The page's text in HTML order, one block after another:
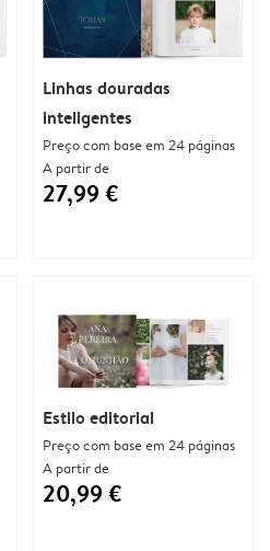
Linhas douradas
inteligentes
Preço com base em 24 páginas
A partir de
27,99 €
Estilo editorial
Preço com base em 24 páginas
A partir de
20,99 €